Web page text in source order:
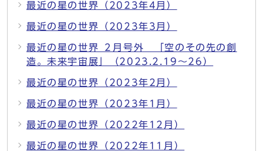
最近の星の世界（2023年4月）
最近の星の世界（2023年3月）
最近の星の世界 ２月号外 「空のその先の創
造。未来宇宙展」（2023.2.19～26）
最近の星の世界（2023年2月）
最近の星の世界（2023年1月）
最近の星の世界（2022年12月）
最近の星の世界（2022年11月）